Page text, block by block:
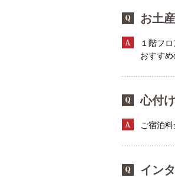
お土
１階フ
おすす
心付
ご宿泊
イン